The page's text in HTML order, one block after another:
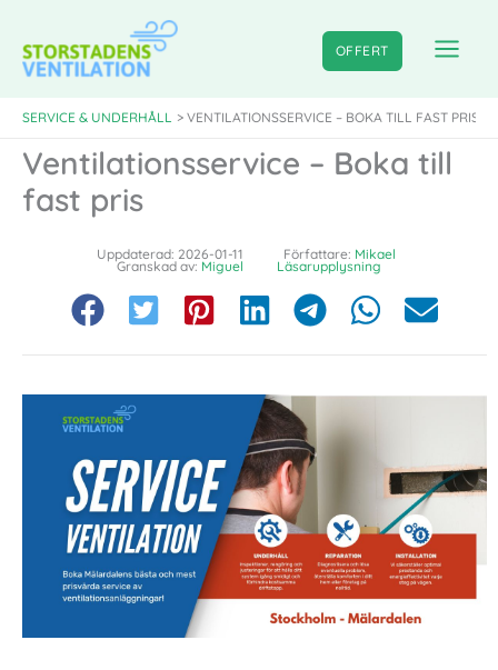
innehåll
OFFERT
SERVICE & UNDERHÅLL VENTILATIONSSERVICE – BOKA TILL FAST PRIS
Ventilationsservice – Boka till
fast pris
Uppdaterad: 2026-01-11 Författare: Mikael
Granskad av: Miguel Läsarupplysning